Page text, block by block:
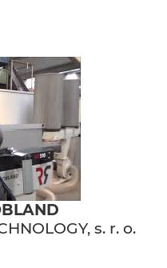
s. r. o.